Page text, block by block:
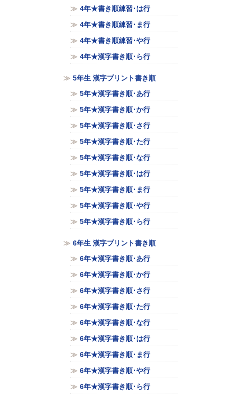
4年★書き順練習･は行
4年★書き順練習･ま行
4年★書き順練習･や行
4年★漢字書き順･ら行
5年生 漢字プリント書き順
5年★漢字書き順･あ行
5年★漢字書き順･か行
5年★漢字書き順･さ行
5年★漢字書き順･た行
5年★漢字書き順･な行
5年★漢字書き順･は行
5年★漢字書き順･ま行
5年★漢字書き順･や行
5年★漢字書き順･ら行
6年生 漢字プリント書き順
6年★漢字書き順･あ行
6年★漢字書き順･か行
6年★漢字書き順･さ行
6年★漢字書き順･た行
6年★漢字書き順･な行
6年★漢字書き順･は行
6年★漢字書き順･ま行
6年★漢字書き順･や行
6年★漢字書き順･ら行